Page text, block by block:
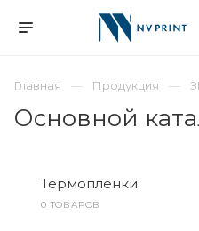
Главная Продукция
Основной
Термопленки
0 ТОВАРОВ